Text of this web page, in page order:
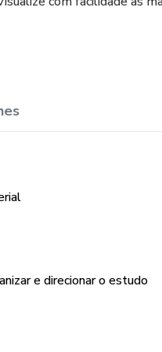
e direcionar o estudo